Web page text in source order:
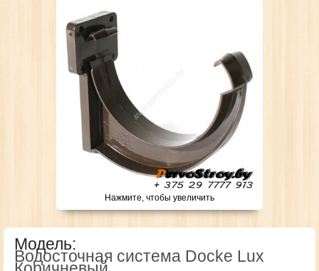
Нажмите, чтобы увеличить
Модель:
Водосточная система Docke Lux